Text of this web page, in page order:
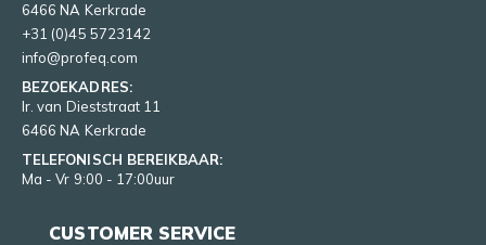
6466 NA Kerkrade
+31 (0)45 5723142
info@profeq.com
BEZOEKADRES:
Ir. van Dieststraat 11
6466 NA Kerkrade
TELEFONISCH BEREIKBAAR:
Ma - Vr 9:00 - 17:00uur
CUSTOMER SERVICE